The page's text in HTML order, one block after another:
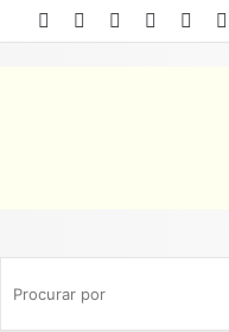
YouTube
Twitter
Facebook